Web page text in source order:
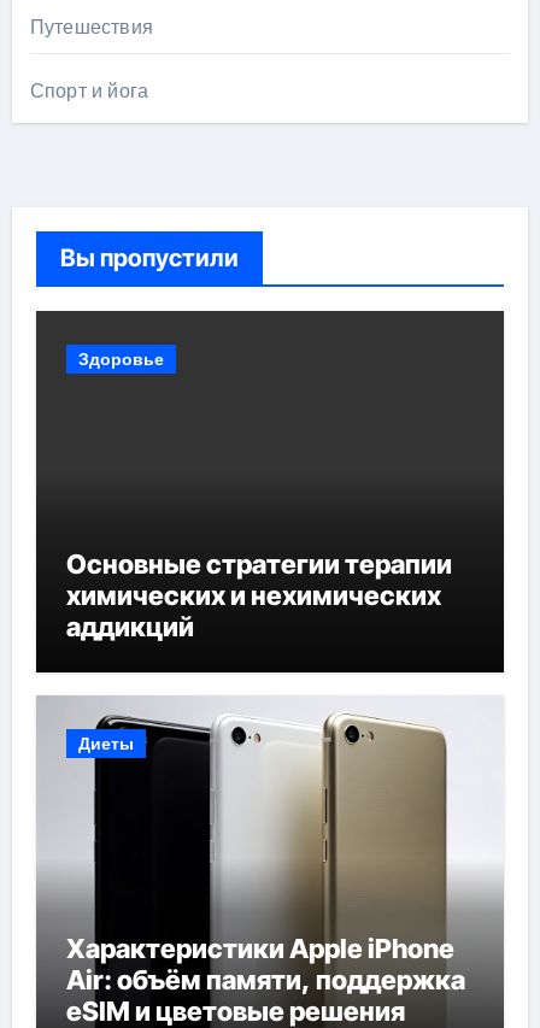
Путешествия
Спорт и йога
Вы пропустили
Здоровье
Основные стратегии терапии
химических и нехимических
аддикций
Диеты
Характеристики Apple iPhone
Air: объём памяти, поддержка
eSIM и цветовые решения